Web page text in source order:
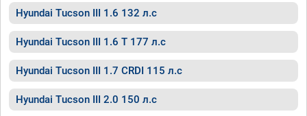
Hyundai Tucson III 1.6 132 л.с
Hyundai Tucson III 1.6 T 177 л.с
Hyundai Tucson III 1.7 CRDI 115 л.с
Hyundai Tucson III 2.0 150 л.с